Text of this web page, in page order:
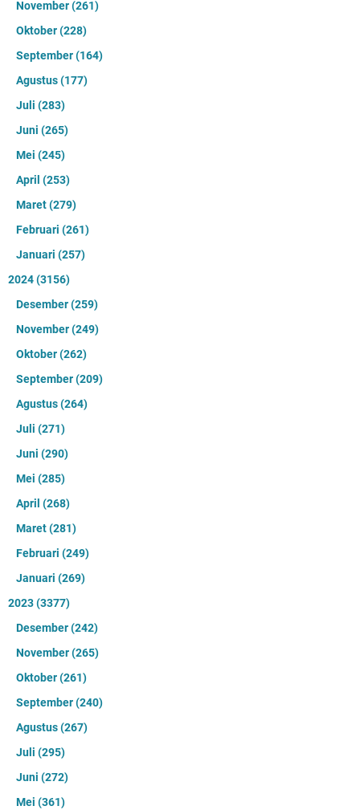
November(261)
Oktober(228)
September(164)
Agustus(177)
Juli (283)
Juni (265)
Mei (245)
April (253)
Maret(279)
Februari (261)
Januari (257)
2024(3156)
Desember(259)
November(249)
Oktober(262)
September(209)
Agustus(264)
Juli (271)
Juni (290)
Mei (285)
April (268)
Maret(281)
Februari (249)
Januari (269)
2023(3377)
Desember(242)
November(265)
Oktober(261)
September(240)
Agustus(267)
Juli (295)
Juni (272)
Mei (361)